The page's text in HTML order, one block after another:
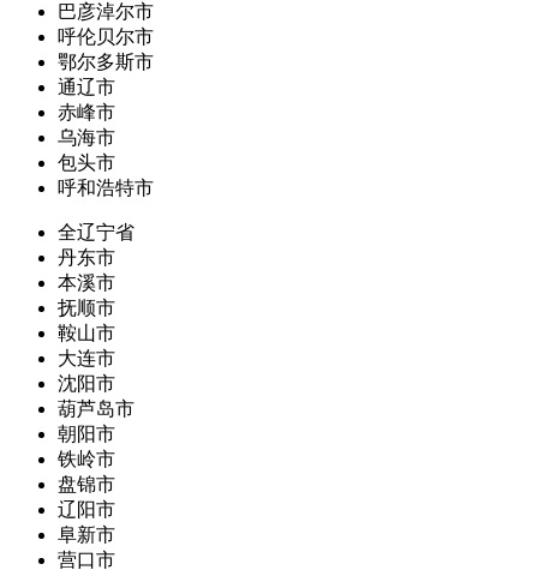
巴彦淖尔市
呼伦贝尔市
鄂尔多斯市
通辽市
赤峰市
乌海市
包头市
呼和浩特市
全辽宁省
丹东市
本溪市
抚顺市
鞍山市
大连市
沈阳市
葫芦岛市
朝阳市
铁岭市
盘锦市
辽阳市
阜新市
营口市